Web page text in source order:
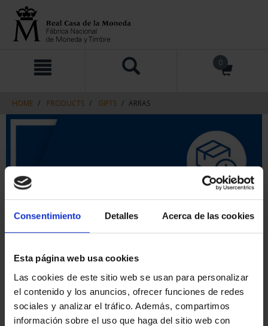
Consentimiento Detalles Acerca de las cookies
Esta página web usa cookies
Las cookies de este sitio web se usan para personalizar
el contenido y los anuncios, ofrecer funciones de redes
sociales y analizar el tráfico. Además, compartimos
información sobre el uso que haga del sitio web con
navigation
0
HOME PRODUCTS GIFTS ARRAS
SORT BY: